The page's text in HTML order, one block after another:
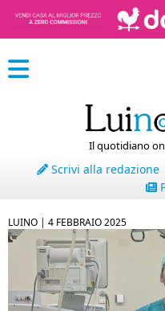
Il quotidiano
Scrivi alla redazione
LUINO | 4 FEBBRAIO 2025